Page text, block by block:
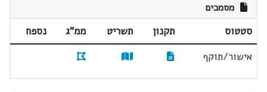
מסמכים
סטטוס תקנון תשריט ממ"ג
נספח
אישור/תוקף